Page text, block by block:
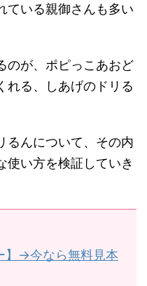
ている親御さんも多い
のが、ポピっこあおど
れる、しあげのドリる
るんについて、その内
使い方を検証していき
】→今なら無料見本